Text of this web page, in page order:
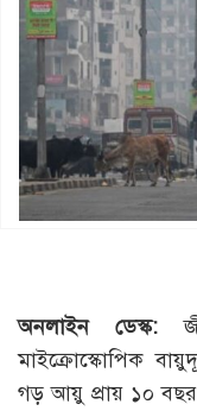
অনলাইন ডেস্ক:
মাইক্রোস্কোপিক
গড় আয়ু প্রায় ১০